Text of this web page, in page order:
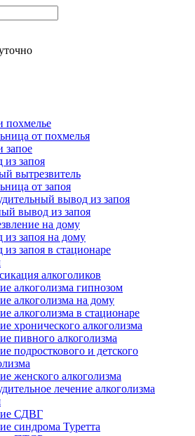
от похмелья
запоя
вытрезвитель
от запоя
вывод из запоя
вывод из запоя
на дому
запоя на дому
запоя в стационаре
алкоголиков
алкоголизма гипнозом
алкоголизма на дому
алкоголизма в стационаре
хронического алкоголизма
пивного алкоголизма
подросткового и детского
женского алкоголизма
лечение алкоголизма
СДВГ
синдрома Туретта